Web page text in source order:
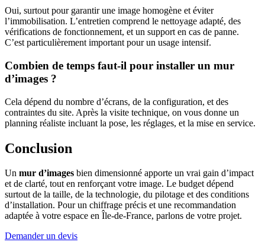
Oui, surtout pour garantir une image homogène et éviter
l’immobilisation. L’entretien comprend le nettoyage adapté, des
vérifications de fonctionnement, et un support en cas de panne.
C’est particulièrement important pour un usage intensif.
Combien de temps faut-il pour installer un mur
d’images ?
Cela dépend du nombre d’écrans, de la configuration, et des
contraintes du site. Après la visite technique, on vous donne un
planning réaliste incluant la pose, les réglages, et la mise en service.
Conclusion
Un mur d’images bien dimensionné apporte un vrai gain d’impact
et de clarté, tout en renforçant votre image. Le budget dépend
surtout de la taille, de la technologie, du pilotage et des conditions
d’installation. Pour un chiffrage précis et une recommandation
adaptée à votre espace en Île-de-France, parlons de votre projet.
Demander un devis